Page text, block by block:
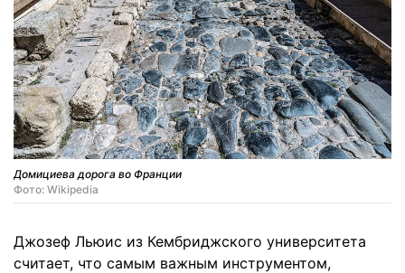
Домициева дорога во Франции
Фото: Wikipedia
Джозеф Льюис из Кембриджского университета
считает, что самым важным инструментом,